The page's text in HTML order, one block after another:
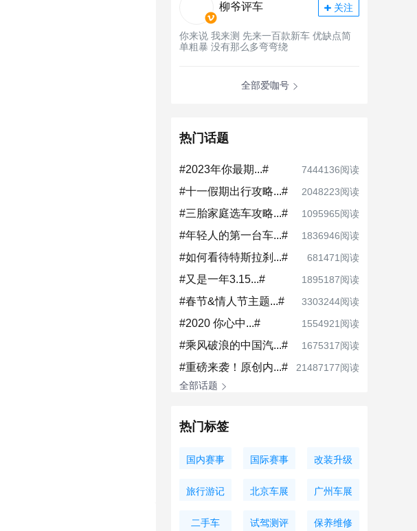
柳爷评车 关注
你来说 我来测 先来一百款新车 优缺点简
单粗暴 没有那么多弯弯绕
全部爱咖号
热门话题
#2023年你最期...# 7444136阅读
#十一假期出行攻略...# 2048223阅读
#三胎家庭选车攻略...# 1095965阅读
#年轻人的第一台车...# 1836946阅读
#如何看待特斯拉刹...# 681471阅读
#又是一年3.15...# 1895187阅读
#春节&情人节主题...# 3303244阅读
#2020 你心中...# 1554921阅读
#乘风破浪的中国汽...# 1675317阅读
#重磅来袭！原创内...#
21487177阅读
全部话题
热门标签
国内赛事 国际赛事 改装升级
旅行游记 北京车展 广州车展
二手车 试驾测评 保养维修